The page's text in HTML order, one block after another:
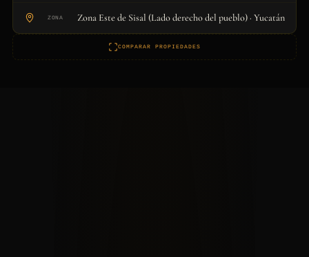
ZONA Zona Este de Sisal (Lado derecho del pueblo) · Yucatán
COMPARAR PROPIEDADES